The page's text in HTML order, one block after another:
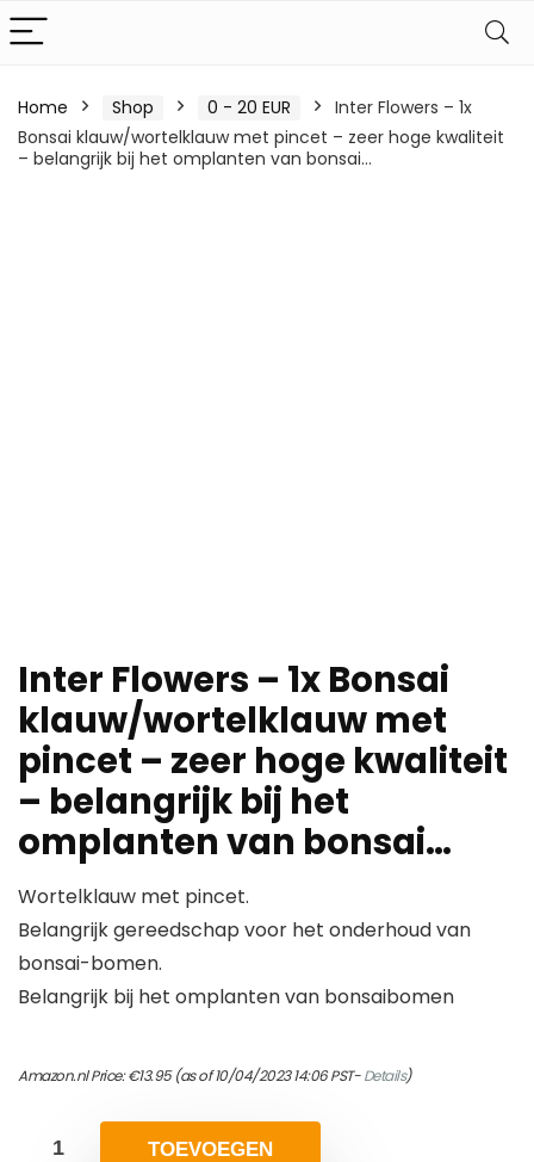
Home Shop 0 - 20 EUR
Inter Flowers – 1x
Bonsai klauw/wortelklauw met pincet – zeer hoge kwaliteit
– belangrijk bij het omplanten van bonsai…
Inter Flowers – 1x Bonsai
klauw/wortelklauw met
pincet – zeer hoge kwaliteit
– belangrijk bij het
omplanten van bonsai…
Wortelklauw met pincet.
Belangrijk gereedschap voor het onderhoud van
bonsai-bomen.
Belangrijk bij het omplanten van bonsaibomen
Amazon.nl Price:€13.95(as of 10/04/2023 14:06 PST-Details)
TOEVOEGEN